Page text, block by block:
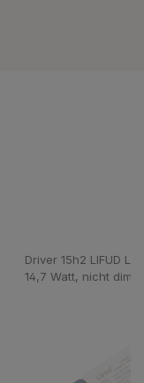
Driver 15h2 LIFUD
14,7 Watt, nicht